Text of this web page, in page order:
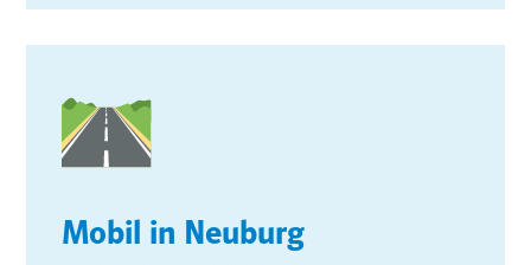
Mobil in Neuburg